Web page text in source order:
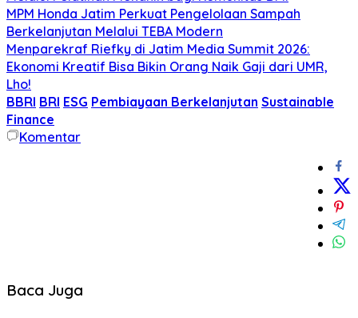
MPM Honda Jatim Perkuat Pengelolaan Sampah
Berkelanjutan Melalui TEBA Modern
Menparekraf Riefky di Jatim Media Summit 2026:
Ekonomi Kreatif Bisa Bikin Orang Naik Gaji dari UMR,
Lho!
BBRI BRI ESG Pembiayaan Berkelanjutan Sustainable
Finance
Komentar
Baca Juga